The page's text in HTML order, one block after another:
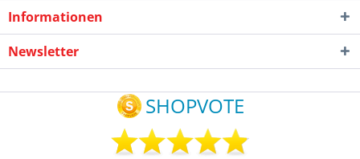
Informationen
Newsletter